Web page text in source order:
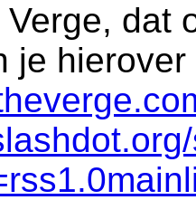
Verge, dat
je